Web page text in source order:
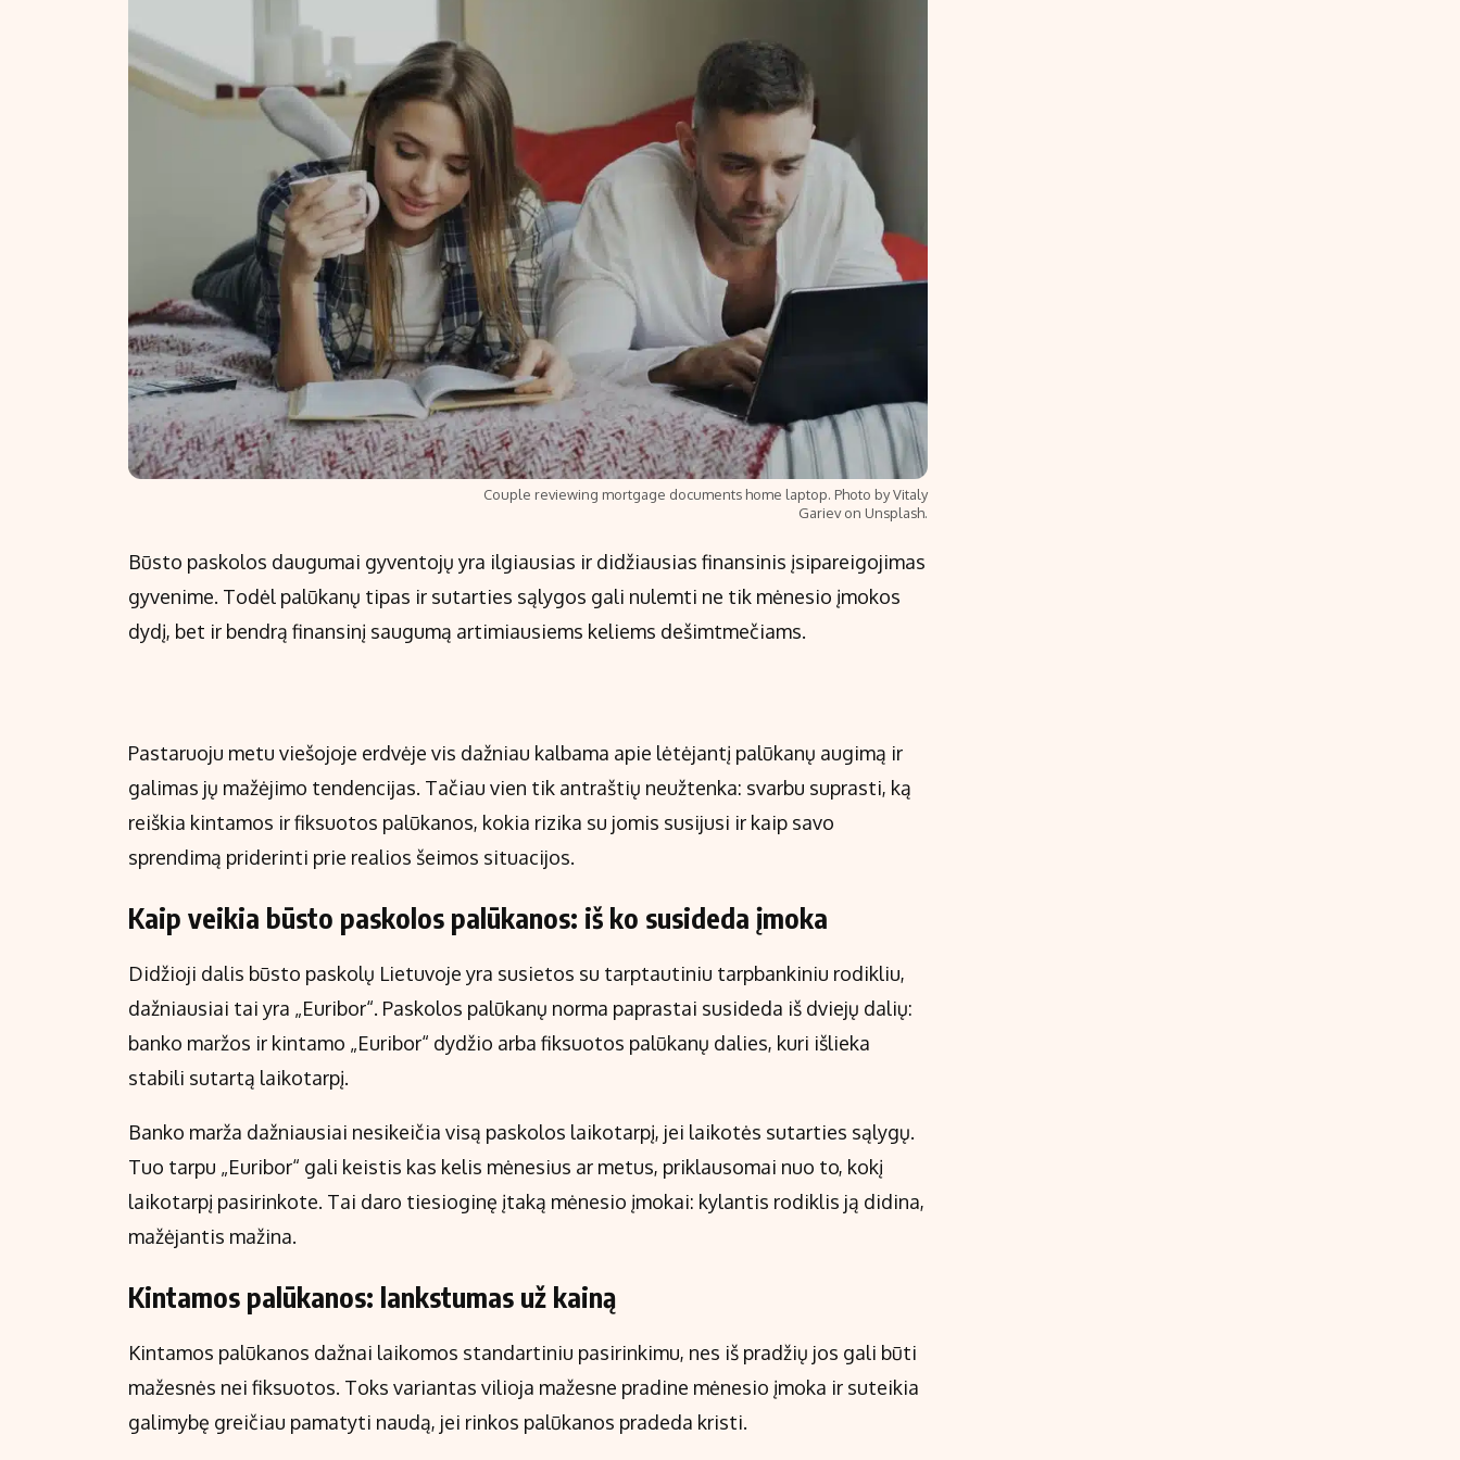
Couple reviewing mortgage documents home laptop. Photo by Vitaly
Gariev on Unsplash.
Būsto paskolos daugumai gyventojų yra ilgiausias ir didžiausias finansinis įsipareigojimas
gyvenime. Todėl palūkanų tipas ir sutarties sąlygos gali nulemti ne tik mėnesio įmokos
dydį, bet ir bendrą finansinį saugumą artimiausiems keliems dešimtmečiams.
Pastaruoju metu viešojoje erdvėje vis dažniau kalbama apie lėtėjantį palūkanų augimą ir
galimas jų mažėjimo tendencijas. Tačiau vien tik antraštių neužtenka: svarbu suprasti, ką
reiškia kintamos ir fiksuotos palūkanos, kokia rizika su jomis susijusi ir kaip savo
sprendimą priderinti prie realios šeimos situacijos.
Kaip veikia būsto paskolos palūkanos: iš ko susideda įmoka
Didžioji dalis būsto paskolų Lietuvoje yra susietos su tarptautiniu tarpbankiniu rodikliu,
dažniausiai tai yra „Euribor“. Paskolos palūkanų norma paprastai susideda iš dviejų dalių:
banko maržos ir kintamo „Euribor“ dydžio arba fiksuotos palūkanų dalies, kuri išlieka
stabili sutartą laikotarpį.
Banko marža dažniausiai nesikeičia visą paskolos laikotarpį, jei laikotės sutarties sąlygų.
Tuo tarpu „Euribor“ gali keistis kas kelis mėnesius ar metus, priklausomai nuo to, kokį
laikotarpį pasirinkote. Tai daro tiesioginę įtaką mėnesio įmokai: kylantis rodiklis ją didina,
mažėjantis mažina.
Kintamos palūkanos: lankstumas už kainą
Kintamos palūkanos dažnai laikomos standartiniu pasirinkimu, nes iš pradžių jos gali būti
mažesnės nei fiksuotos. Toks variantas vilioja mažesne pradine mėnesio įmoka ir suteikia
galimybę greičiau pamatyti naudą, jei rinkos palūkanos pradeda kristi.